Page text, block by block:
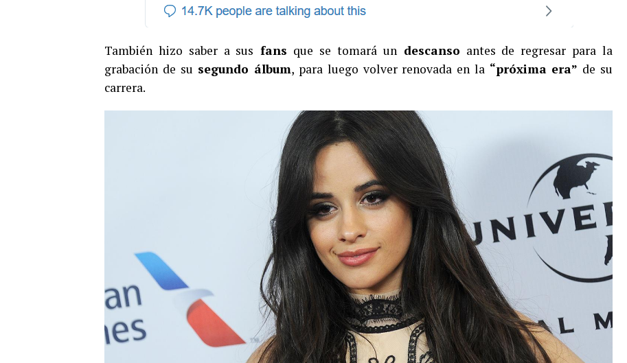
También hizo saber a sus fans que se tomará undescanso antes de regresar para la
grabación de su segundo álbum, para luego volver renovada en la “próxima era” de su
carrera.